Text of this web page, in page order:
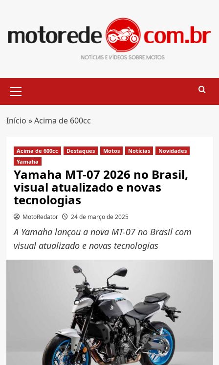
content
Menu
Início »Acima de 600cc
Acima de 600cc Destaques Motos Notícias
Novidades
Yamaha
Yamaha MT-07 2026 no Brasil,
visual atualizado e novas
tecnologias
MotoRedator 24 de março de 2025
A Yamaha lançou a nova MT-07 no Brasil com
visual atualizado e novas tecnologias